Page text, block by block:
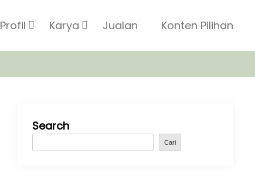
Profil Karya Jualan Konten Pilihan
Search
Cari